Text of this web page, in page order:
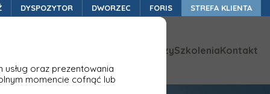
DYSPOZYTOR DWORZEC FORIS STREFA KLIENTA
Baza wiedzySzkoleniaKontakt
oraz prezentowania
momencie cofnąć lub